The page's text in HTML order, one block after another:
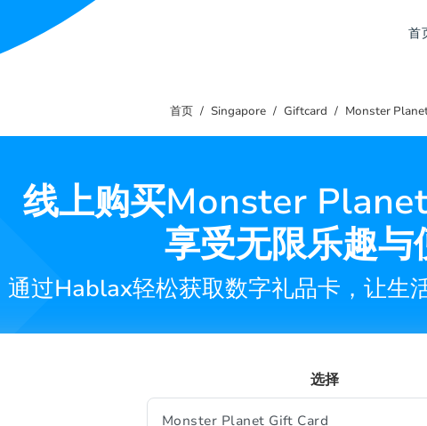
首
首页 Singapore Giftcard Monster
线上购买Monster
享受无限乐趣与
通过Hablax轻松获取数字礼品卡，让生
选择